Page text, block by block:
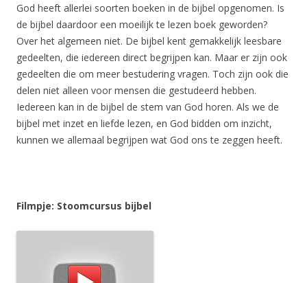
God heeft allerlei soorten boeken in de bijbel opgenomen. Is
de bijbel daardoor een moeilijk te lezen boek geworden?
Over het algemeen niet. De bijbel kent gemakkelijk leesbare
gedeelten, die iedereen direct begrijpen kan. Maar er zijn ook
gedeelten die om meer bestudering vragen. Toch zijn ook die
delen niet alleen voor mensen die gestudeerd hebben.
Iedereen kan in de bijbel de stem van God horen. Als we de
bijbel met inzet en liefde lezen, en God bidden om inzicht,
kunnen we allemaal begrijpen wat God ons te zeggen heeft.
Filmpje: Stoomcursus bijbel